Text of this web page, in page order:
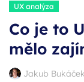
Co je to
mělo
Autor:Jakub Bukáček
Štítky:
UX analýza